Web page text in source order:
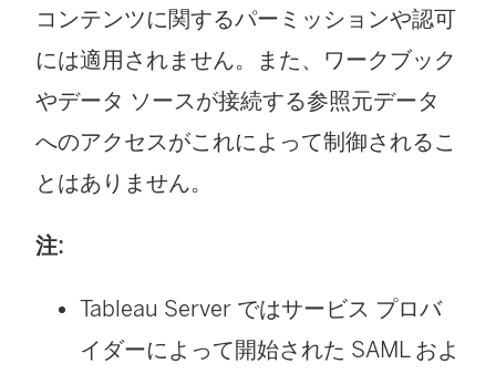
コンテンツに関するパーミッションや認可
には適用されません。また、ワークブック
やデータ ソースが接続する参照元データ
へのアクセスがこれによって制御されるこ
とはありません。
注:
Tableau Server ではサービス プロバ
イダーによって開始された SAML およ